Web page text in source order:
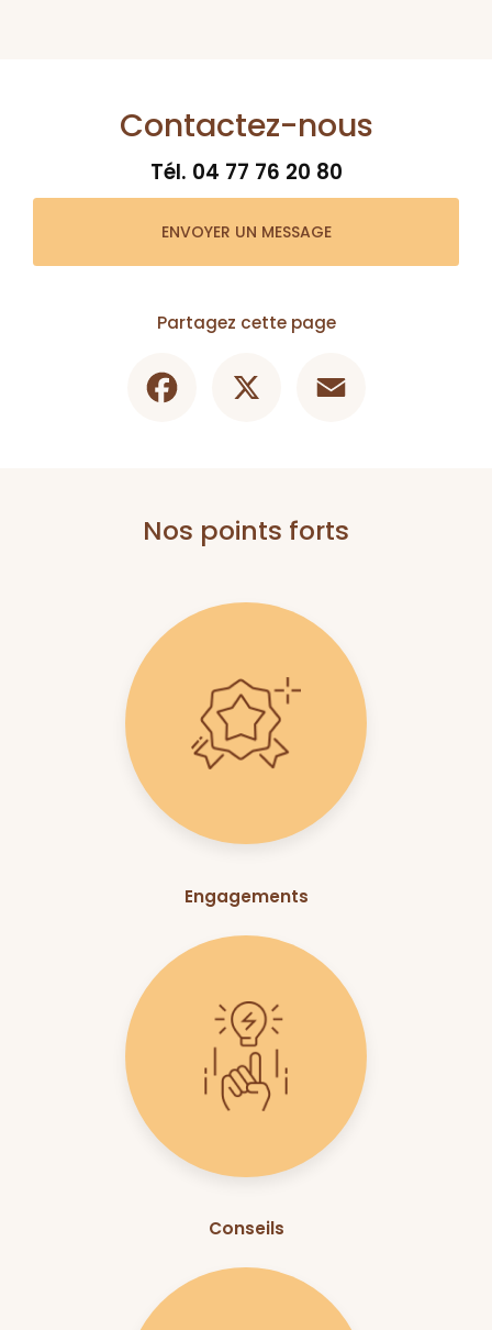
Contactez-nous
Tél. 04 77 76 20 80
ENVOYER UN MESSAGE
Partagez cette page
Nos points forts
Engagements
Conseils